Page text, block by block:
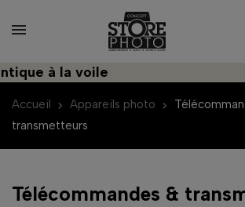
à la voile
Accueil Appareils photo
transmetteurs
Télécommandes &